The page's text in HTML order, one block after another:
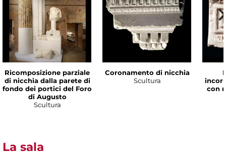
Ricomposizione parziale
di nicchia dalla parete di
fondo dei portici del Foro
di Augusto
Scultura
Coronamento di nicchia
Scultura
con
La sala